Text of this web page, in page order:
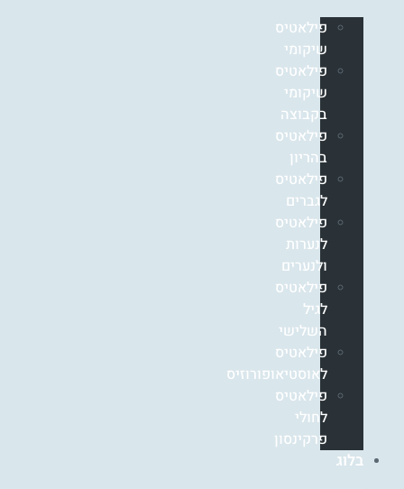
פילאטיס
שיקומי
פילאטיס
שיקומי
בקבוצה
פילאטיס
בהריון
פילאטיס
לגברים
פילאטיס
לנערות
ולנערים
פילאטיס
לגיל
השלישי
פילאטיס
לאוסטיאופורוזיס
פילאטיס
לחולי
פרקינסון
בלוג